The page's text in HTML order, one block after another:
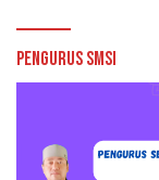
Pengurus SMSI